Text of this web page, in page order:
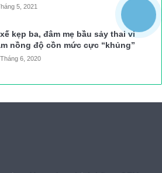
5, 2021
kẹp ba, đâm mẹ bầu sảy thai vi
nồng độ cồn mức cực “khủng”
6, 2020